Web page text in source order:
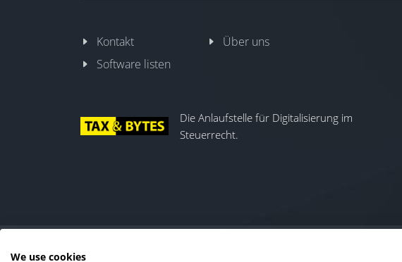
Kontakt
Über uns
Software listen
Die Anlaufstelle für Digitalisierung im
Steuerrecht.
We use cookies